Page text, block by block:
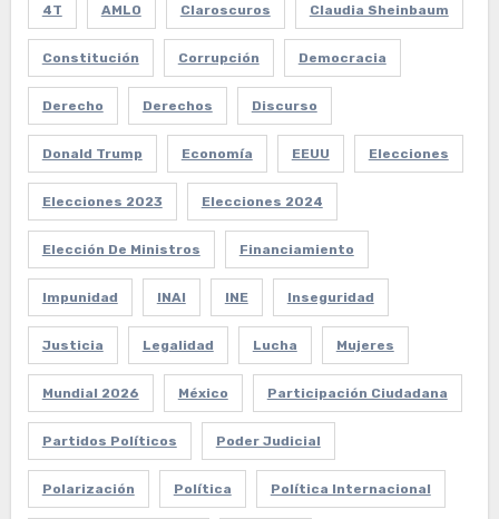
4T AMLO Claroscuros Claudia Sheinbaum
Constitución Corrupción Democracia
Derecho Derechos Discurso
Donald Trump Economía EEUU Elecciones
Elecciones 2023 Elecciones 2024
Elección De Ministros Financiamiento
Impunidad INAI INE Inseguridad
Justicia Legalidad Lucha Mujeres
Mundial 2026 México Participación Ciudadana
Partidos Políticos Poder Judicial
Polarización Política Política Internacional